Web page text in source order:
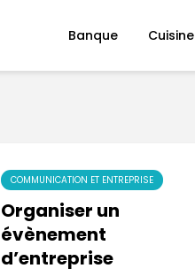
Banque Cuisine
COMMUNICATION ET ENTREPRISE
Organiser un
évènement
d’entreprise